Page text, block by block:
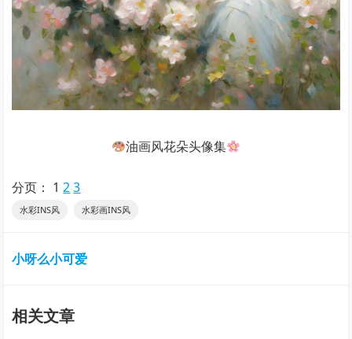
油画风花朵头像集
分页： 1 2 3
水彩INS风 水彩画INS风
小呀么小可爱
相关文章